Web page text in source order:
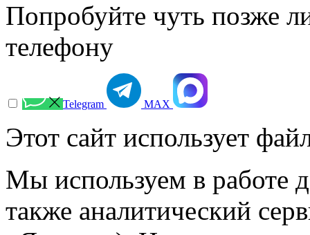
Попробуйте чуть позже
телефону
Telegram МАХ
Этот сайт использует
Мы используем в работе
также аналитический